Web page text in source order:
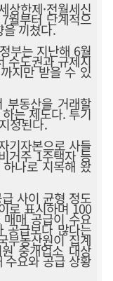
상한제·전월세신
월부터 단계적으
을 끼쳤다.
부는 지난해 6월
수도권과 규제지
지만 받을 수 있
부동산을 거래할
는 제도다. 투기
정된다.
기자본으로 사들
거주 1주택자 등
나로 지목해 왔
사이 균형 정도
로 표시하며 100
매 공급이 수요
공급보다 많다는
부동산원이 집계
중개업소 대상
수요와 공급 상황